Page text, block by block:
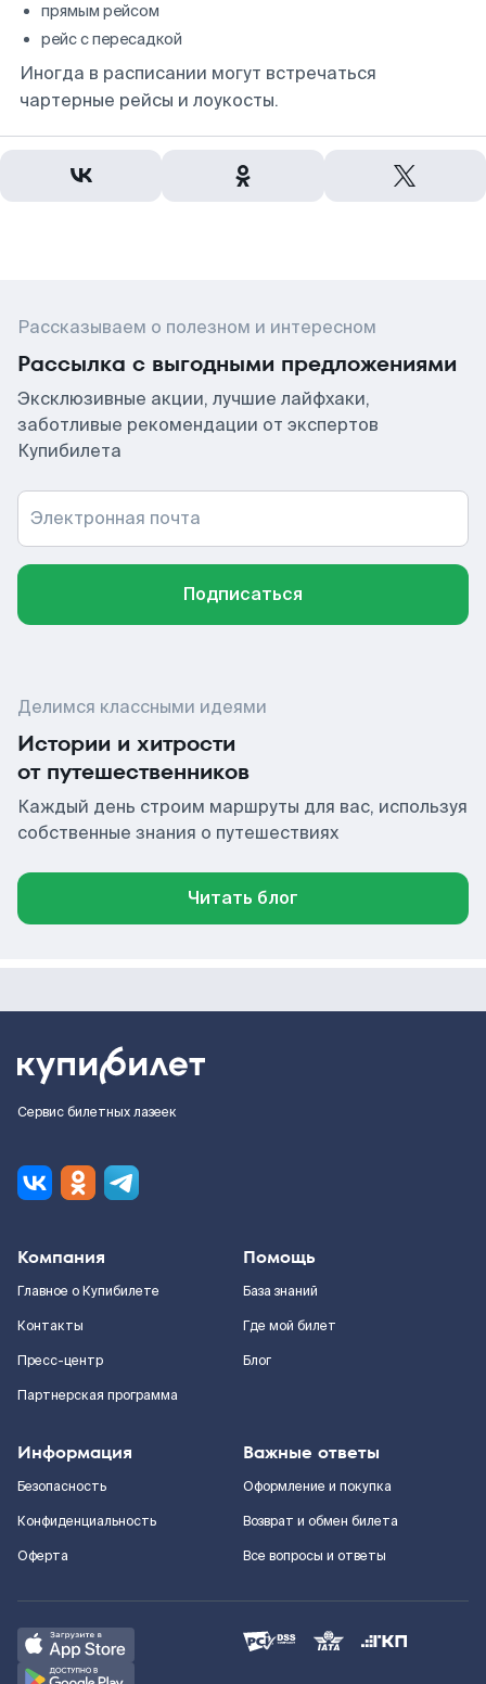
прямым рейсом
рейс с пересадкой
Иногда в расписании могут встречаться
чартерные рейсы и лоукосты.
Рассказываем о полезном и интересном
Рассылка с выгодными предложениями
Эксклюзивные акции, лучшие лайфхаки,
заботливые рекомендации от экспертов
Купибилета
Электронная почта
Подписаться
Делимся классными идеями
Истории и хитрости
от путешественников
Каждый день строим маршруты для вас, используя
собственные знания о путешествиях
Читать блог
Сервис билетных лазеек
Компания
Главное о Купибилете
Контакты
Пресс-центр
Партнерская программа
Помощь
База знаний
Где мой билет
Блог
Информация
Безопасность
Конфиденциальность
Оферта
Важные ответы
Оформление и покупка
Возврат и обмен билета
Все вопросы и ответы